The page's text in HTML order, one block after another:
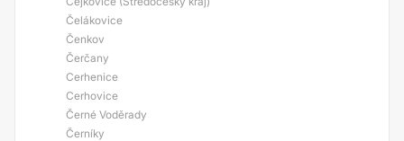
Čelákovice
Čenkov
Čerčany
Cerhenice
Cerhovice
Černé Voděrady
Černíky